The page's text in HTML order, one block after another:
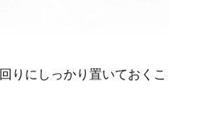
りにしっかり置いておくこ